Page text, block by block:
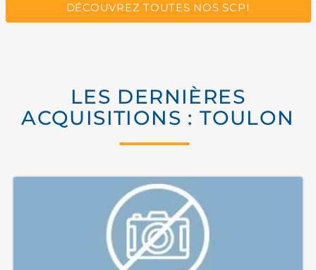
DÉCOUVREZ TOUTES NOS SCPI
LES DERNIÈRES
ACQUISITIONS : TOULON